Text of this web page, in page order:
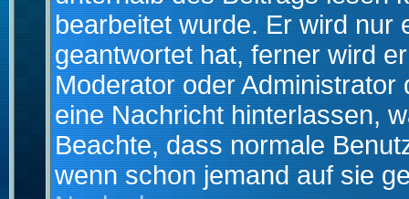
bearbeitet wurde. Er wird nur
geantwortet hat, ferner wird
Moderator oder
eine Nachricht hinterlassen,
Beachte, dass normale
wenn schon jemand auf sie